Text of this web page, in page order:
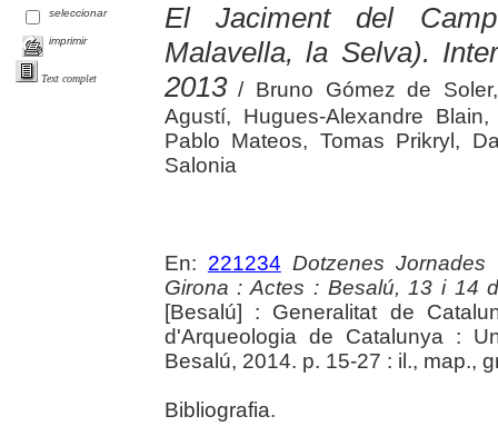
seleccionar
imprimir
Text complet
El Jaciment del
Malavella, la Selva).
2013/ Bruno Gómez de
Agustí, Hugues-Alexandre
Pablo Mateos, Tomas Prikryl,
Salonia
En: 221234 Dotzenes
Girona : Actes : Besalú, 13 i 14
[Besalú] : Generalitat de
d'Arqueologia de Catalunya :
Besalú, 2014. p. 15-27 : il., map.,
Bibliografia.